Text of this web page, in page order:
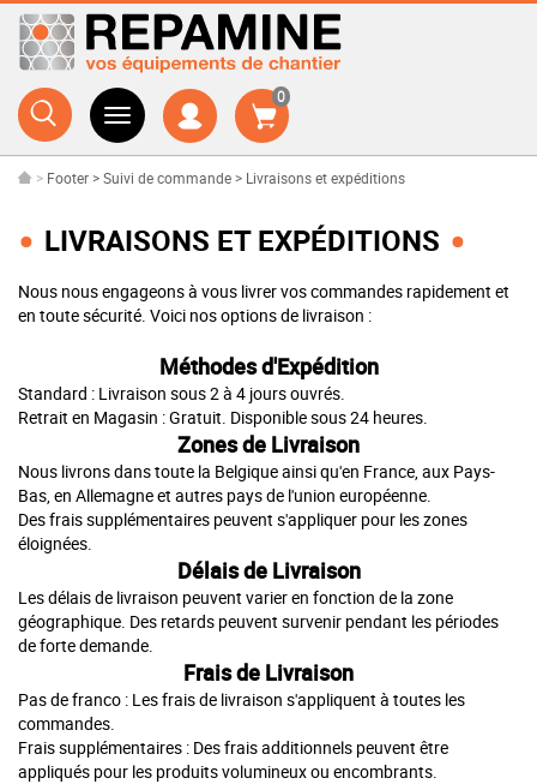
0
> Footer>Suivi de commande> Livraisons et expéditions
LIVRAISONS ET EXPÉDITIONS
Nous nous engageons à vous livrer vos commandes rapidement et
en toute sécurité. Voici nos options de livraison :
Méthodes d'Expédition
Standard : Livraison sous 2 à 4 jours ouvrés.
Retrait en Magasin : Gratuit. Disponible sous 24 heures.
Zones de Livraison
Nous livrons dans toute la Belgique ainsi qu'en France, aux Pays-
Bas, en Allemagne et autres pays de l'union européenne.
Des frais supplémentaires peuvent s'appliquer pour les zones
éloignées.
Délais de Livraison
Les délais de livraison peuvent varier en fonction de la zone
géographique. Des retards peuvent survenir pendant les périodes
de forte demande.
Frais de Livraison
Pas de franco : Les frais de livraison s'appliquent à toutes les
commandes.
Frais supplémentaires : Des frais additionnels peuvent être
appliqués pour les produits volumineux ou encombrants.